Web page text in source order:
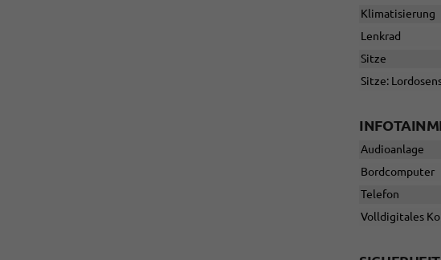
Klimatisierung
Lenkrad
Sitze
Sitze:
Audioanlage
Bordcomputer
Telefon
Volldigitales